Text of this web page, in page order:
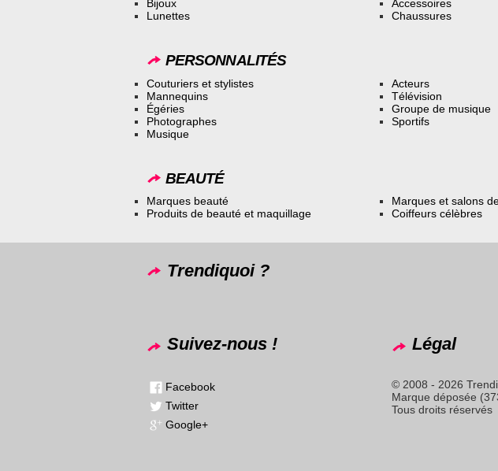
Bijoux
Lunettes
Accessoires
Chaussures
PERSONNALITÉS
Couturiers et stylistes
Mannequins
Égéries
Photographes
Musique
Acteurs
Télévision
Groupe de musique
Sportifs
BEAUTÉ
Marques beauté
Produits de beauté et maquillage
Marques et salons
Coiffeurs célèbres
Trendiquoi ?
Suivez-nous !
Facebook
Twitter
Google+
Légal
© 2008 - 2026
Marque déposée
Tous droits réservés